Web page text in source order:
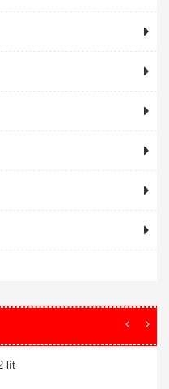
Cốc thủy tinh 100ml -tq